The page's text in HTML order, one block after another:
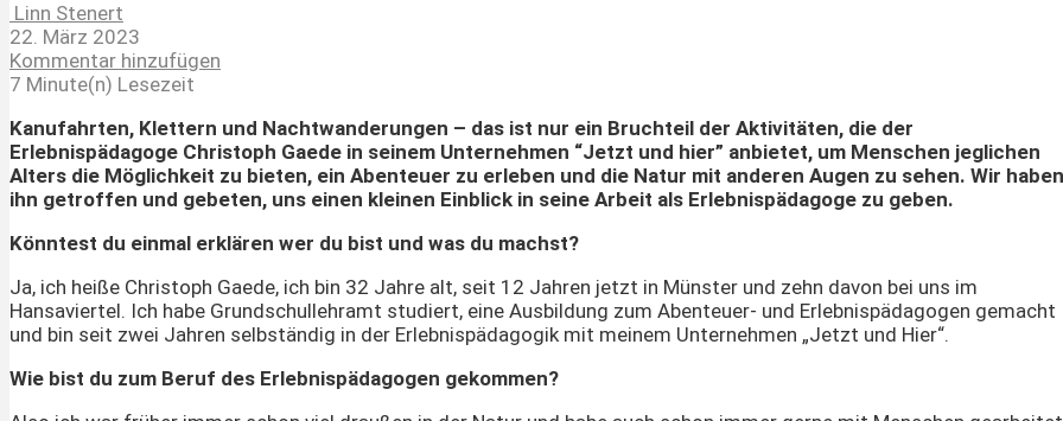
Linn Stenert
22. März 2023
Kommentar hinzufügen
7 Minute(n) Lesezeit
Kanufahrten, Klettern und Nachtwanderungen – das ist nur ein Bruchteil der Aktivitäten, die der
Erlebnispädagoge Christoph Gaede in seinem Unternehmen “Jetzt und hier” anbietet, um Menschen jeglichen
Alters die Möglichkeit zu bieten, ein Abenteuer zu erleben und die Natur mit anderen Augen zu sehen. Wir haben
ihn getroffen und gebeten, uns einen kleinen Einblick in seine Arbeit als Erlebnispädagoge zu geben.
Könntest du einmal erklären wer du bist und was du machst?
Ja, ich heiße Christoph Gaede, ich bin 32 Jahre alt, seit 12 Jahren jetzt in Münster und zehn davon bei uns im
Hansaviertel. Ich habe Grundschullehramt studiert, eine Ausbildung zum Abenteuer- und Erlebnispädagogen gemacht
und bin seit zwei Jahren selbständig in der Erlebnispädagogik mit meinem Unternehmen „Jetzt und Hier“.
Wie bist du zum Beruf des Erlebnispädagogen gekommen?